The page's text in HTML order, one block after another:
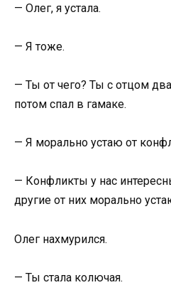
— Олег, я устала.
— Я тоже.
— Ты от чего? Ты с отцом
потом спал в гамаке.
— Я морально устаю от
— Конфликты у нас
другие от них морально
Олег нахмурился.
— Ты стала колючая.